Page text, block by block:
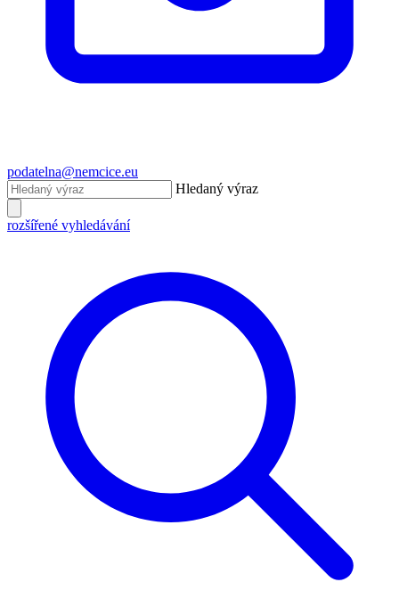
podatelna@nemcice.eu
Hledaný výraz
rozšířené vyhledávání